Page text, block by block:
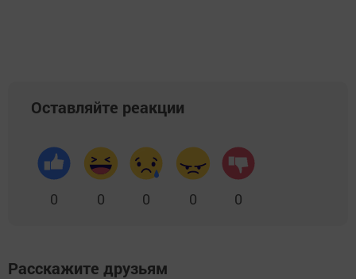
Оставляйте реакции
0 0 0 0 0
Расскажите друзьям